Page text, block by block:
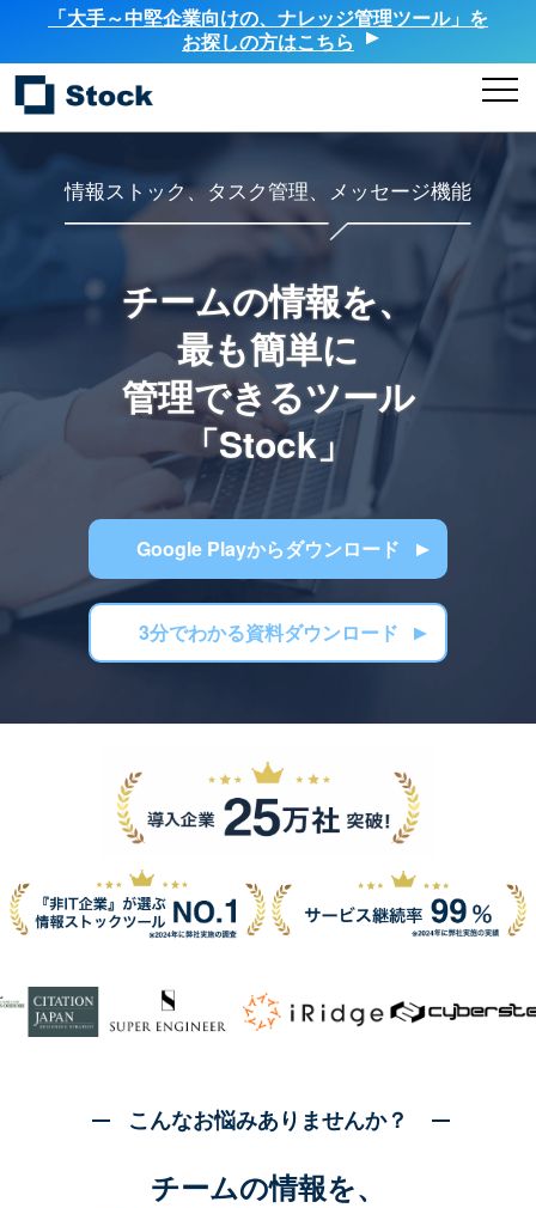
「大手～中堅企業向けの、ナレッジ管理ツール」を
お探しの方はこちら
情報ストック、タスク管理、メッセージ機能
チームの情報を、
最も簡単に
管理できるツール
「Stock」
Google Playからダウンロード
3分でわかる資料ダウンロード
こんなお悩みありませんか？
チームの情報を、